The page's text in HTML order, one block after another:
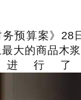
算案》28日
最大的商品木
进行